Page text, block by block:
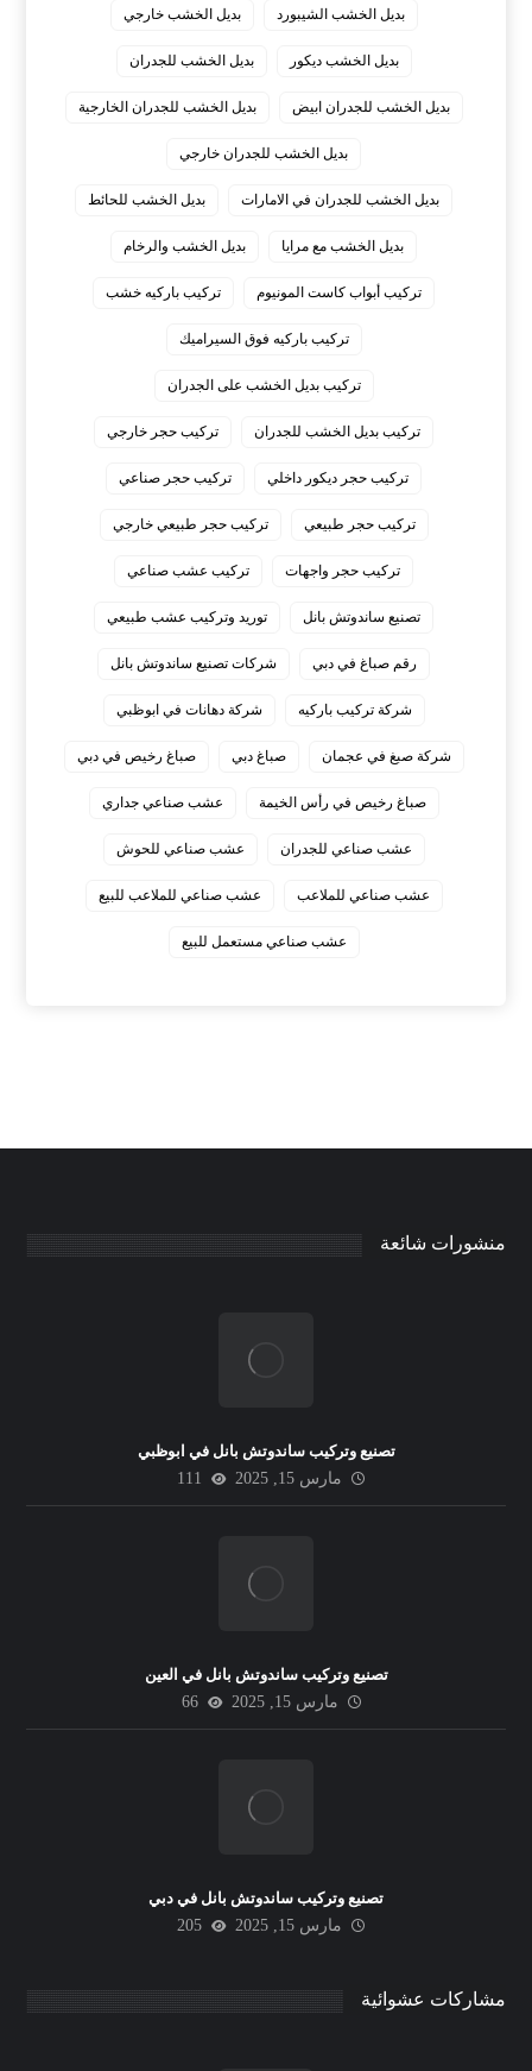
بديل الخشب الشيبورد بديل الخشب خارجي
بديل الخشب ديكور بديل الخشب للجدران
بديل الخشب للجدران ابيض بديل الخشب للجدران الخارجية
بديل الخشب للجدران خارجي
بديل الخشب للجدران في الامارات بديل الخشب للحائط
بديل الخشب مع مرايا بديل الخشب والرخام
تركيب أبواب كاست المونيوم تركيب باركيه خشب
تركيب باركيه فوق السيراميك
تركيب بديل الخشب على الجدران
تركيب بديل الخشب للجدران تركيب حجر خارجي
تركيب حجر ديكور داخلي تركيب حجر صناعي
تركيب حجر طبيعي تركيب حجر طبيعي خارجي
تركيب حجر واجهات تركيب عشب صناعي
تصنيع ساندوتش بانل توريد وتركيب عشب طبيعي
رقم صباغ في دبي شركات تصنيع ساندوتش بانل
شركة تركيب باركيه شركة دهانات في ابوظبي
شركة صبغ في عجمان صباغ دبي صباغ رخيص في دبي
صباغ رخيص في رأس الخيمة عشب صناعي جداري
عشب صناعي للجدران عشب صناعي للحوش
عشب صناعي للملاعب عشب صناعي للملاعب للبيع
عشب صناعي مستعمل للبيع
منشورات شائعة
تصنيع وتركيب ساندوتش بانل في ابوظبي
مارس 15, 2025
111
تصنيع وتركيب ساندوتش بانل في العين
مارس 15, 2025
66
تصنيع وتركيب ساندوتش بانل في دبي
مارس 15, 2025
205
مشاركات عشوائية